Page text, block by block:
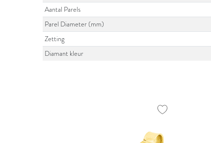
Aantal Parels
Parel Diameter (mm)
Zetting
Diamant kleur